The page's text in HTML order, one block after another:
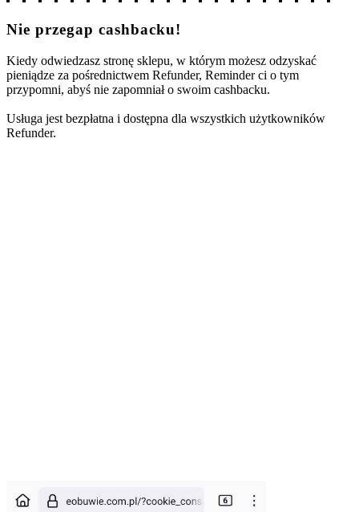
Nie przegap cashbacku!
Kiedy odwiedzasz stronę sklepu, w którym możesz odzyskać
pieniądze za pośrednictwem Refunder, Reminder ci o tym
przypomni, abyś nie zapomniał o swoim cashbacku.
Usługa jest bezpłatna i dostępna dla wszystkich użytkowników
Refunder.